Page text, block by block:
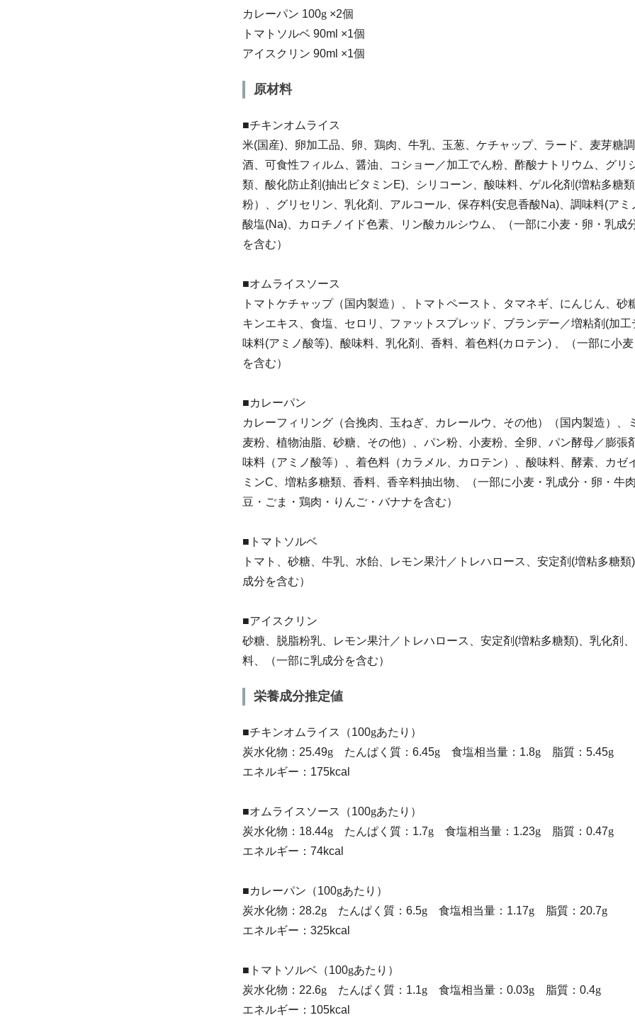
カレーパン 100g ×2個
トマトソルベ 90ml ×1個
アイスクリン 90ml ×1個
原材料
■チキンオムライス
米(国産)、卵加工品、卵、鶏肉、牛乳、玉葱、ケチャップ、ラード、麦芽糖調
酒、可食性フィルム、醤油、コショー／加工でん粉、酢酸ナトリウム、グリ
類、酸化防止剤(抽出ビタミンE)、シリコーン、酸味料、ゲル化剤(増粘多糖
粉）、グリセリン、乳化剤、アルコール、保存料(安息香酸Na)、調味料(アミ
酸塩(Na)、カロチノイド色素、リン酸カルシウム、（一部に小麦・卵・乳成
を含む）
■オムライスソース
トマトケチャップ（国内製造）、トマトペースト、タマネギ、にんじん、砂
キンエキス、食塩、セロリ、ファットスプレッド、ブランデー／増粘剤(加工
味料(アミノ酸等)、酸味料、乳化剤、香料、着色料(カロテン) 、（一部に小
を含む）
■カレーパン
カレーフィリング（合挽肉、玉ねぎ、カレールウ、その他）（国内製造）、
麦粉、植物油脂、砂糖、その他）、パン粉、小麦粉、全卵、パン酵母／膨張
味料（アミノ酸等）、着色料（カラメル、カロテン）、酸味料、酵素、カゼ
ミンC、増粘多糖類、香料、香辛料抽出物、（一部に小麦・乳成分・卵・牛
豆・ごま・鶏肉・りんご・バナナを含む）
■トマトソルベ
トマト、砂糖、牛乳、水飴、レモン果汁／トレハロース、安定剤(増粘多糖
成分を含む）
■アイスクリン
砂糖、脱脂粉乳、レモン果汁／トレハロース、安定剤(増粘多糖類)、乳化剤
料、（一部に乳成分を含む）
栄養成分推定値
■チキンオムライス（100gあたり）
炭水化物：25.49g たんぱく質：6.45g 食塩相当量：1.8g 脂質：5.45g
エネルギー：175kcal
■オムライスソース（100gあたり）
炭水化物：18.44g たんぱく質：1.7g 食塩相当量：1.23g 脂質：0.47g
エネルギー：74kcal
■カレーパン（100gあたり）
炭水化物：28.2g たんぱく質：6.5g 食塩相当量：1.17g 脂質：20.7g
エネルギー：325kcal
■トマトソルベ（100gあたり）
炭水化物：22.6g たんぱく質：1.1g 食塩相当量：0.03g 脂質：0.4g
エネルギー：105kcal